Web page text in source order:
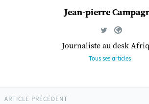
Jean-pierre
Journaliste au desk
Tous ses articles
ARTICLE PRÉCÉDENT